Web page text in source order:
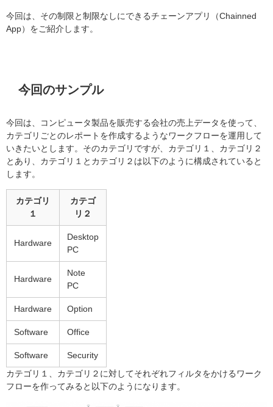
今回は、その制限と制限なしにできるチェーンアプリ（Chainned
App）をご紹介します。
今回のサンプル
今回は、コンピュータ製品を販売する会社の売上データを使って、
カテゴリごとのレポートを作成するようなワークフローを運用して
いきたいとします。そのカテゴリですが、カテゴリ１、カテゴリ２
とあり、カテゴリ１とカテゴリ２は以下のように構成されていると
します。
カテゴリ
１
カテゴ
リ２
Hardware
Desktop
PC
Hardware
Note
PC
Hardware Option
Software Office
Software Security
カテゴリ１、カテゴリ２に対してそれぞれフィルタをかけるワーク
フローを作ってみると以下のようになります。